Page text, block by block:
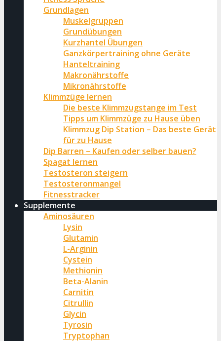
Grundlagen
Muskelgruppen
Grundübungen
Kurzhantel Übungen
Ganzkörpertraining ohne Geräte
Hanteltraining
Makronährstoffe
Mikronährstoffe
Klimmzüge lernen
Die beste Klimmzugstange im Test
Tipps um Klimmzüge zu Hause üben
Klimmzug Dip Station – Das beste Gerät
für zu Hause
Dip Barren – Kaufen oder selber bauen?
Spagat lernen
Testosteron steigern
Testosteronmangel
Fitnesstracker
Supplemente
Aminosäuren
Lysin
Glutamin
L-Arginin
Cystein
Methionin
Beta-Alanin
Carnitin
Citrullin
Glycin
Tyrosin
Tryptophan